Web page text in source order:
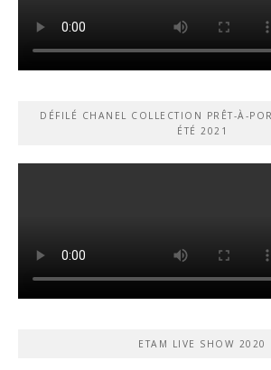
DÉFILÉ CHANEL COLLECTION PRÊT-À-
ÉTÉ 2021
ETAM LIVE SHOW 2020